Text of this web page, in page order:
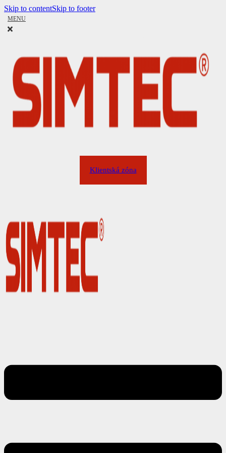
Skip to contentSkip to footer
MENU
Klientská zóna